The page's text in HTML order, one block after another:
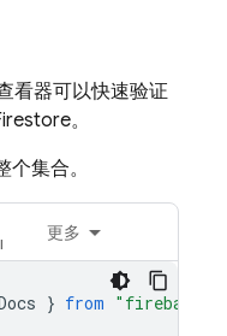
看器可以快速验证
。
集合。
更多
} from "firebase/